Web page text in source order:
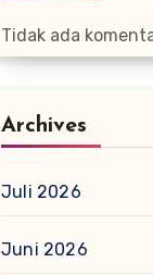
Tidak ada
Archives
Juli 2026
Juni 2026